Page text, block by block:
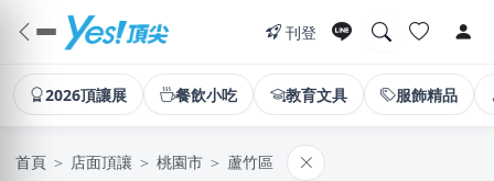
刊登
2026頂讓展 餐飲小吃 教育文具 服飾精品
首頁 ＞ 店面頂讓 ＞ 桃園市 ＞ 蘆竹區